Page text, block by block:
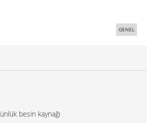
GENEL
besin kaynağı